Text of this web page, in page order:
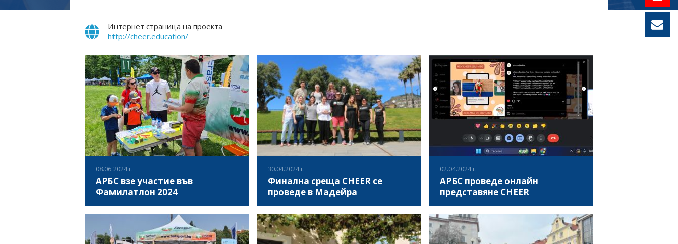
Интернет страница на проекта
http://cheer.education/
08.06.2024 г.
АРБС взе участие във
Фамилатлон 2024
“Фамилатлон“ – най-големият празник на
открито, посветен на спорта и забавленията,
събра стотици граждани и гости на град
30.04.2024 г.
Финална среща CHEER се
проведе в Мадейра
Португалия се проведе финална
партньорска среща в рамките на проект
„CHEER“, в която партньорите обсъдиха
02.04.2024 г.
АРБС проведе онлайн
представяне CHEER
Асоциация за развитие на българският спорт
проведе онлайн представяне на
разработените в рамките на проект „CHEER“